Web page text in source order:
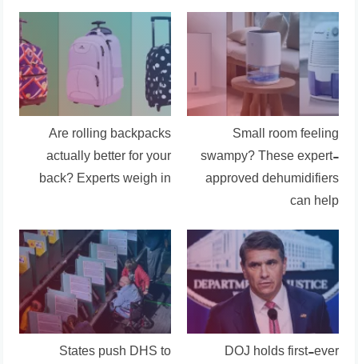
Small room feeling
swampy? These expert-
approved dehumidifiers
can help
Are rolling backpacks
actually better for your
back? Experts weigh in
DOJ holds first-ever
States push DHS to